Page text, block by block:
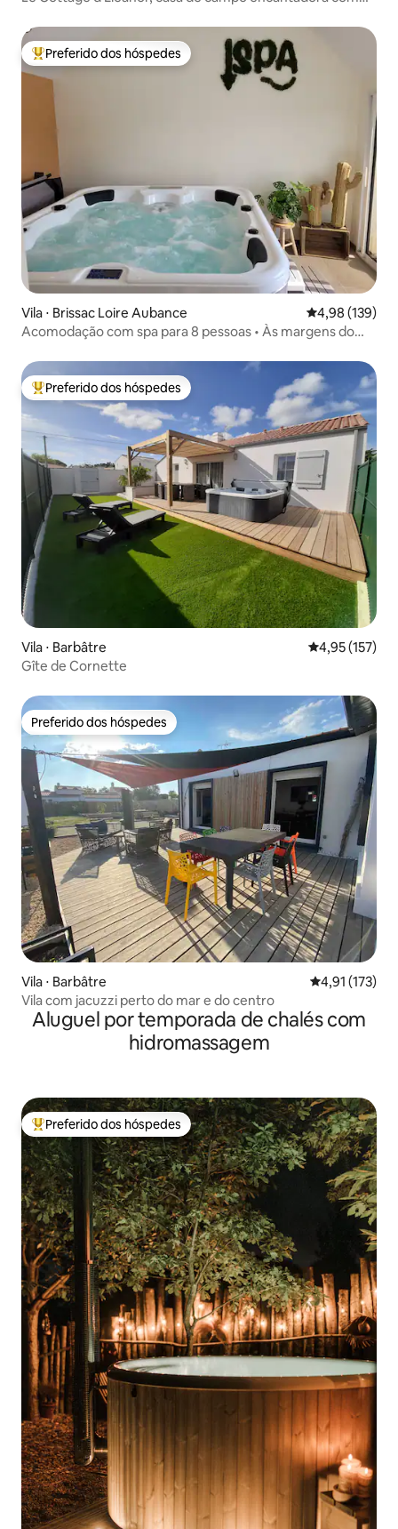
Entre os melhores preferidos dos hóspedes
Preferido dos hóspedes
Vila ⋅ Brissac Loire Aubance 4,98 de uma
4,98 (139)
Acomodação com spa para 8 pessoas • Às margens do
Entre os melhores preferidos dos hóspedes
Preferido dos hóspedes
Vila ⋅ Barbâtre 4,95 de uma
4,95 (157)
Gîte de Cornette
Preferido dos hóspedes
Preferido dos hóspedes
Vila ⋅ Barbâtre 4,91 de uma
4,91 (173)
Vila com jacuzzi perto do mar e do centro
Aluguel por temporada de chalés com
hidromassagem
Entre os melhores preferidos dos hóspedes
Preferido dos hóspedes